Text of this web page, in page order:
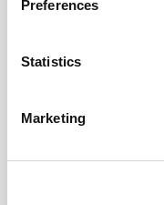
Preferences
Statistics
Marketing